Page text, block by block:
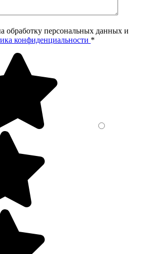
обработку персональных данных и
конфиденциальности *